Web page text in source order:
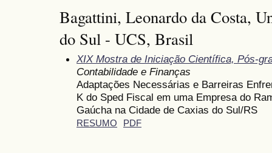
Bagattini, Leonardo da Costa,
do Sul - UCS, Brasil
XIX Mostra de Iniciação Científica, Pós-
Contabilidade e Finanças
Adaptações Necessárias e Barreiras
K do Sped Fiscal em uma Empresa do
Gaúcha na Cidade de Caxias do Sul/RS
RESUMO PDF